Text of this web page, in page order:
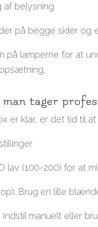
af belysning
på begge sider og
på lamperne for at
man tager
er klar, er det tid til
lav (100-200) for at
Brug en lille
Indstil manuelt eller